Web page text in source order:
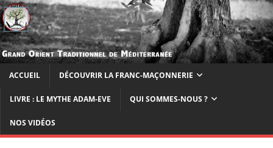
ACCUEIL DÉCOUVRIR LA FRANC-MAÇONNERIE
LIVRE : LE MYTHE ADAM-EVE QUI SOMMES-NOUS ?
NOS VIDÉOS